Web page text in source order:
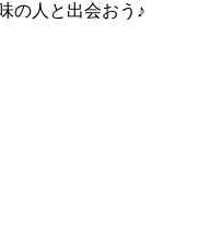
の人と出会おう♪